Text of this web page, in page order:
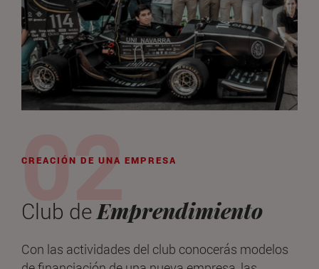
CREACIÓN DE UNA EMPRESA
Club deEmprendimiento
Con las actividades del club conocerás modelos